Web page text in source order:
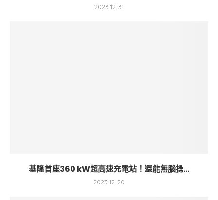
2023-12-31
基隆首座360 kW超高速充電站！還能無腦操...
2023-12-20